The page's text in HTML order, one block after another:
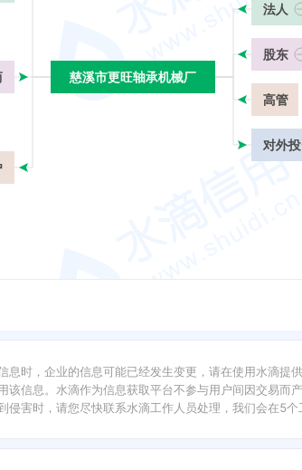
慈溪市更旺轴承机械厂
慈溪市更旺轴承机械厂
法人
股东
高管
对外
时，企业的信息可能已经发生变更，请在使用水滴
信息。水滴作为信息获取平台不参与用户间因交易而
侵害时，请您尽快联系水滴工作人员处理，我们会在5